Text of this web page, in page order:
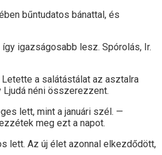
bűntudatos bánattal, és
igazságosabb lesz. Spórolás, Ir.
a salátástálat az asztalra
Ljudá néni összerezzent.
lett, mint a januári szél. —
meg ezt a napot.
lett. Az új élet azonnal elkezdődött,